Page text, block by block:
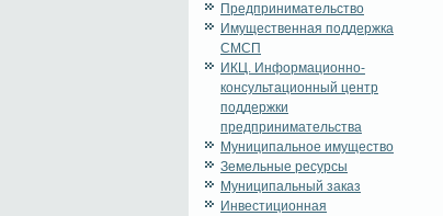
Предпринимательство
Имущественная поддержка
СМСП
ИКЦ. Информационно-
консультационный центр
поддержки
предпринимательства
Муниципальное имущество
Земельные ресурсы
Муниципальный заказ
Инвестиционная